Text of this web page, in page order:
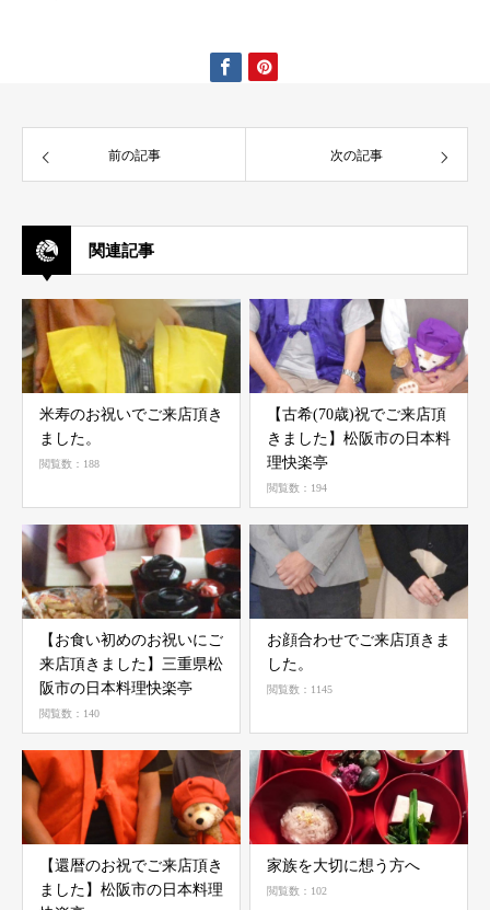
前の記事 次の記事
関連記事
米寿のお祝いでご来店頂き
ました。
閲覧数：188
【古希(70歳)祝でご来店頂
きました】ㅤㅤㅤㅤㅤㅤ松阪市の日本料
理快楽亭
閲覧数：194
【お食い初めのお祝いにご
来店頂きました】ㅤㅤ三重県松
阪市の日本料理快楽亭
閲覧数：140
お顔合わせでご来店頂きま
した。
閲覧数：1145
【還暦のお祝でご来店頂き
ました】ㅤㅤㅤㅤㅤㅤㅤ松阪市の日本料理
家族を大切に想う方へ
閲覧数：102